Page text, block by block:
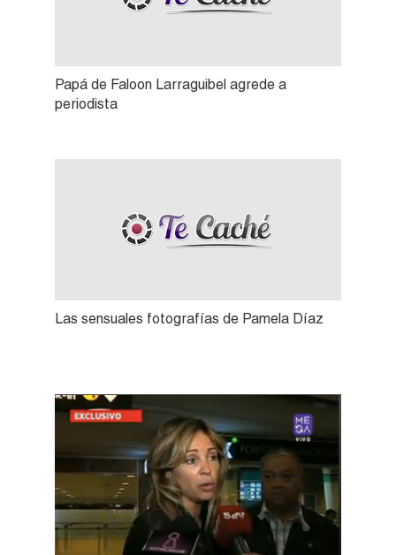
Papá de Faloon Larraguibel agrede a
periodista
Las sensuales fotografías de Pamela Díaz